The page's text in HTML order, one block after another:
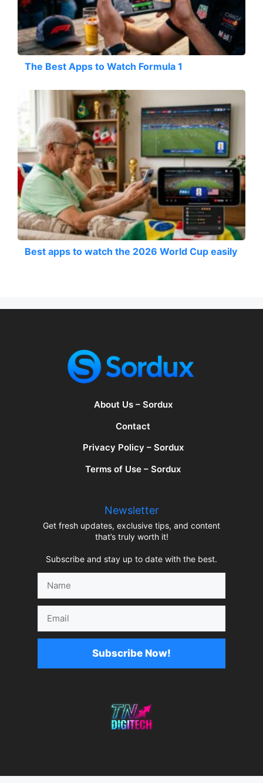
The Best Apps to Watch Formula 1
Best apps to watch the 2026 World Cup easily
About Us – Sordux
Contact
Privacy Policy – Sordux
Terms of Use – Sordux
Newsletter
Get fresh updates, exclusive tips, and content
that’s truly worth it!
Subscribe and stay up to date with the best.
Subscribe Now!